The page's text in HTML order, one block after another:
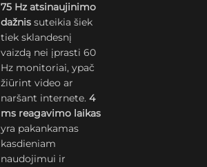
75 Hz atsinaujinimo
dažnis suteikia šiek
tiek sklandesnį
vaizdą nei įprasti 60
Hz monitoriai, ypač
žiūrint video ar
naršant internete.4
ms reagavimo laikas
yra pakankamas
kasdieniam
naudojimui ir